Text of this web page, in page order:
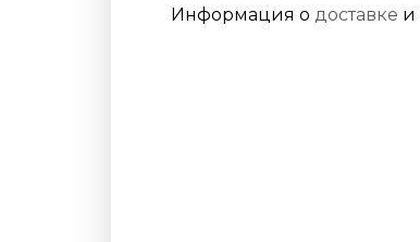
Информация о доставке и